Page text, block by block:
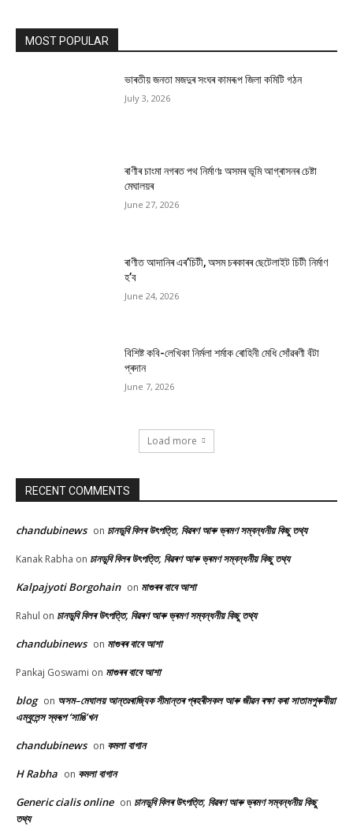
MOST POPULAR
ভাৰতীয় জনতা মজদুৰ সংঘৰ কামৰূপ জিলা কমিটি গঠন
July 3, 2026
ৰাণীৰ চাংমা নগৰত পথ নিৰ্মাণঃ অসমৰ ভূমি আগ্ৰাসনৰ চেষ্টা
মেঘালয়ৰ
June 27, 2026
ৰাণীত আদানিৰ এৰ’চিটী, অসম চৰকাৰৰ ছেটেলাইট চিটী নিৰ্মাণ
হ’ব
June 24, 2026
বিশিষ্ট কবি-লেখিকা নিৰ্মলা শৰ্মাক ৰোহিনী মেধি সোঁৱৰণী বঁটা
প্ৰদান
June 7, 2026
Load more
RECENT COMMENTS
chandubinews on চানডুবি বিলৰ উৎপত্তি, বিৱৰণ আৰু ভ্ৰমণ সম্বন্ধনীয় কিছু তথ্য
Kanak Rabha on চানডুবি বিলৰ উৎপত্তি, বিৱৰণ আৰু ভ্ৰমণ সম্বন্ধনীয় কিছু তথ্য
Kalpajyoti Borgohain on মাগুৰৰ বাবে আশা
Rahul on চানডুবি বিলৰ উৎপত্তি, বিৱৰণ আৰু ভ্ৰমণ সম্বন্ধনীয় কিছু তথ্য
chandubinews on মাগুৰৰ বাবে আশা
Pankaj Goswami on মাগুৰৰ বাবে আশা
blog on অসম–মেঘালয় আন্তঃৰাজ্যিক সীমান্তৰ প্ৰহৰীসকল আৰু জীৱন ৰক্ষা কৰা সাতামপুৰুষীয়া
এম্বুলেন্স স্বৰূপ ‘সাঙি’খন
chandubinews on কমলা বাগান
H Rabha on কমলা বাগান
Generic cialis online on চানডুবি বিলৰ উৎপত্তি, বিৱৰণ আৰু ভ্ৰমণ সম্বন্ধনীয় কিছু
তথ্য